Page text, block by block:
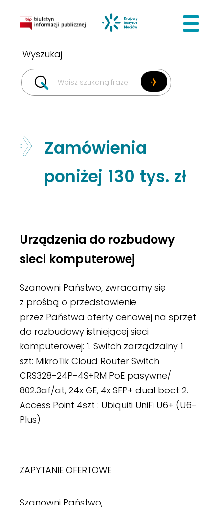
BIP
Zamówienia
poniżej 130 tys. zł
Urządzenia do rozbudowy
sieci komputerowej
Szanowni Państwo, zwracamy się
z prośbą o przedstawienie
przez Państwa oferty cenowej na sprzęt
do rozbudowy istniejącej sieci
komputerowej: 1. Switch zarządzalny 1
szt: MikroTik Cloud Router Switch
CRS328-24P-4S+RM PoE pasywne/
802.3af/at, 24x GE, 4x SFP+ dual boot 2.
Access Point 4szt : Ubiquiti UniFi U6+ (U6-
Plus)
ZAPYTANIE OFERTOWE
Szanowni Państwo,